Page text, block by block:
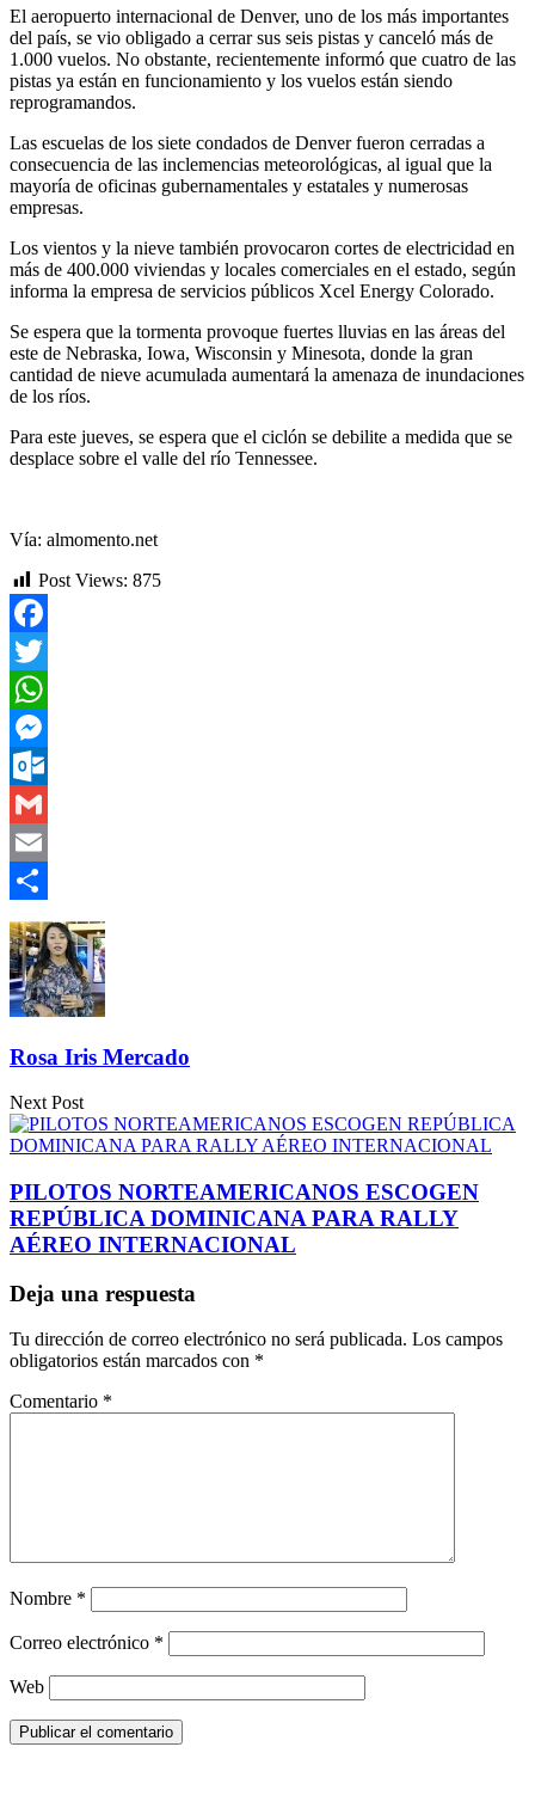
El aeropuerto internacional de Denver, uno de los más importantes
del país, se vio obligado a cerrar sus seis pistas y canceló más de
1.000 vuelos. No obstante, recientemente informó que cuatro de las
pistas ya están en funcionamiento y los vuelos están siendo
reprogramandos.
Las escuelas de los siete condados de Denver fueron cerradas a
consecuencia de las inclemencias meteorológicas, al igual que la
mayoría de oficinas gubernamentales y estatales y numerosas
empresas.
Los vientos y la nieve también provocaron cortes de electricidad en
más de 400.000 viviendas y locales comerciales en el estado, según
informa la empresa de servicios públicos Xcel Energy Colorado.
Se espera que la tormenta provoque fuertes lluvias en las áreas del
este de Nebraska, Iowa, Wisconsin y Minesota, donde la gran
cantidad de nieve acumulada aumentará la amenaza de inundaciones
de los ríos.
Para este jueves, se espera que el ciclón se debilite a medida que se
desplace sobre el valle del río Tennessee.
Vía: almomento.net
Post Views: 875
Facebook
Twitter
WhatsApp
Messenger
Outlook.com
Gmail
Email
Compartir
Rosa Iris Mercado
Next Post
PILOTOS NORTEAMERICANOS ESCOGEN
REPÚBLICA DOMINICANA PARA RALLY
AÉREO INTERNACIONAL
Deja una respuesta
Tu dirección de correo electrónico no será publicada. Los campos
obligatorios están marcados con *
Comentario *
Nombre *
Correo electrónico *
Web